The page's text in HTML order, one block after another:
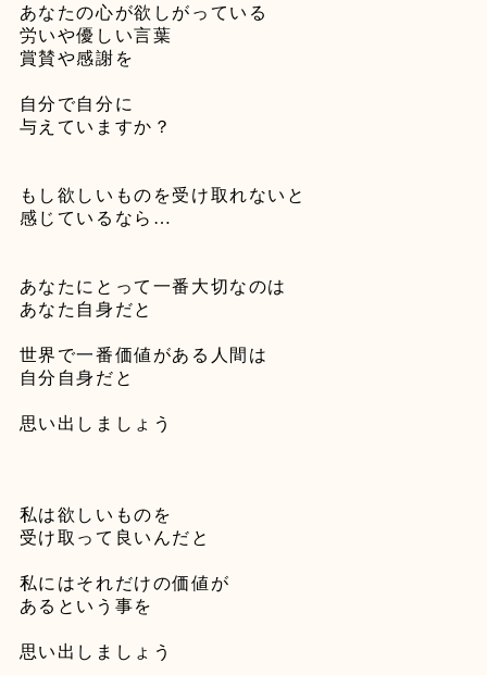
あなたの心が欲しがっている
労いや優しい言葉
賞賛や感謝を
自分で自分に
与えていますか？
もし欲しいものを受け取れないと
感じているなら …
あなたにとって一番大切なのは
あなた自身だと
世界で一番価値がある人間は
自分自身だと
思い出しましょう
私は欲しいものを
受け取って良いんだと
私にはそれだけの価値が
あるという事を
思い出しましょう